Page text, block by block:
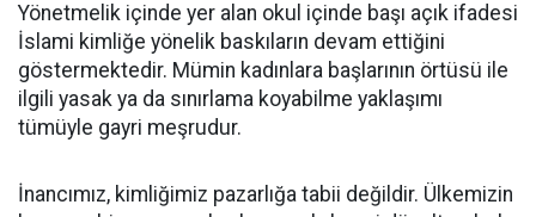
Yönetmelik içinde yer alan okul içinde başı açık ifadesi
İslami kimliğe yönelik baskıların devam ettiğini
göstermektedir. Mümin kadınlara başlarının örtüsü ile
ilgili yasak ya da sınırlama koyabilme yaklaşımı
tümüyle gayri meşrudur.
İnancımız, kimliğimiz pazarlığa tabii değildir. Ülkemizin